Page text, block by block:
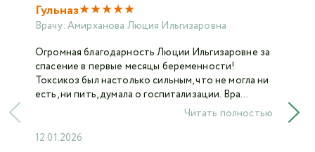
Гульназ★★★★★
Врачу: Амирханова Люция Ильгизаровна
Огромная благодарность Люции Ильгизаровне за
спасение в первые месяцы беременности!
Токсикоз был настолько сильным, что не могла ни
есть, ни пить, думала о госпитализации. Вра...
12.01.2026
Читать полностью